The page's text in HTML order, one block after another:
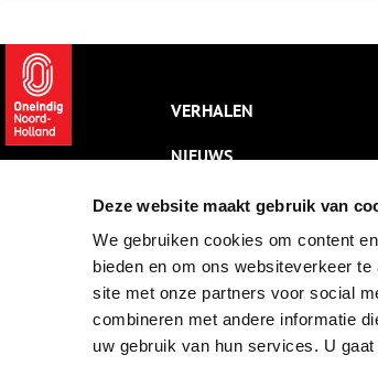
Deze website maakt gebruik van
We gebruiken cookies om content
bieden en om ons websiteverkeer
site met onze partners voor social
combineren met andere informatie
uw gebruik van hun services. U
VERHALEN
NIEUWS
KALENDER
THEMA’S
ACTIVITEITEN
VIDEO’S